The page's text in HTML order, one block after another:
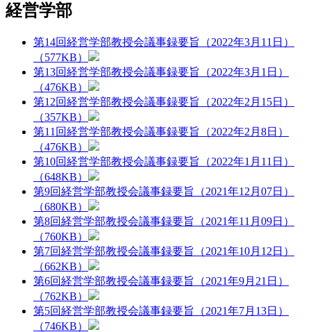
経営学部
第14回経営学部教授会議事録要旨（2022年3月11日）
（577KB）
第13回経営学部教授会議事録要旨（2022年3月1日）
（476KB）
第12回経営学部教授会議事録要旨（2022年2月15日）
（357KB）
第11回経営学部教授会議事録要旨（2022年2月8日）
（476KB）
第10回経営学部教授会議事録要旨（2022年1月11日）
（648KB）
第9回経営学部教授会議事録要旨（2021年12月07日）
（680KB）
第8回経営学部教授会議事録要旨（2021年11月09日）
（760KB）
第7回経営学部教授会議事録要旨（2021年10月12日）
（662KB）
第6回経営学部教授会議事録要旨（2021年9月21日）
（762KB）
第5回経営学部教授会議事録要旨（2021年7月13日）
（746KB）